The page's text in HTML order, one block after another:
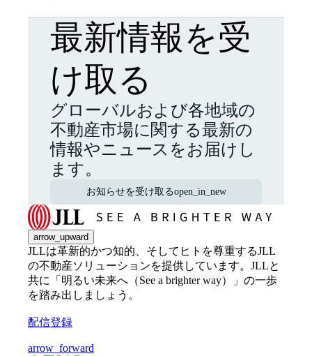
最新情報を受
け取る
グローバルおよび各地域の
不動産市場に関する最新の
情報やニュースをお届けし
ます。
お知らせを受け取るopen_in_new
arrow_upward
JLLは革新的かつ知的、そしてヒトを尊重するJLL
の不動産ソリューションを提供しています。JLLと
共に「明るい未来へ（See a brighter way）」の一歩
を踏み出しましょう。
配信登録
arrow_forward